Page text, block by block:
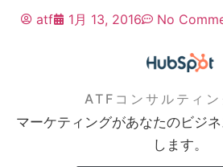
atf 1月 13, 2016 No
ATFコンサルティ
マーケティングがあなたのビジ
します。